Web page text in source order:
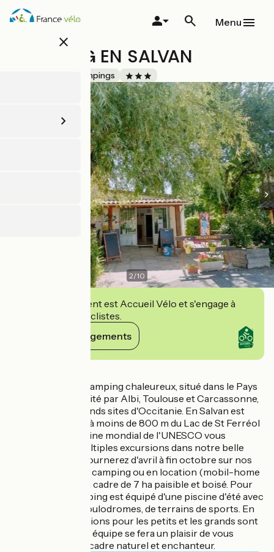
Aller
au
close
Menu
CAMPING EN SALVAN
Campings
2/10
Cet établissement est Accueil Vélo et s'engage à
accueillir des cyclistes.
Voir ses engagements
En Salvan est un camping chaleureux, situé dans le Pays
de Cocagne délimité par Albi, Toulouse et Carcassonne,
villes classées grands sites d'Occitanie. En Salvan est
idéalement placé, à moins de 800 m du Lac de St Ferréol
inscrit au patrimoine mondial de l'UNESCO vous
permettant de multiples excursions dans notre belle
région. Vous y séjournerez d'avril à fin octobre sur nos
emplacements de camping ou en location (mobil-home
ou chalet) dans un cadre de 7 ha paisible et boisé. Pour
vos loisirs, le camping est équipé d'une piscine d'été avec
pataugeoire, de boulodromes, de terrains de sports. En
saison, des animations pour les petits et les grands sont
organisées. Notre équipe se fera un plaisir de vous
accueillir dans ce cadre naturel et enchanteur.